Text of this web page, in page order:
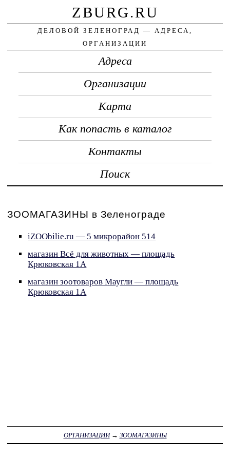
ZBURG.RU
ДЕЛОВОЙ ЗЕЛЕНОГРАД — АДРЕСА,
ОРГАНИЗАЦИИ
Адреса
Организации
Карта
Как попасть в каталог
Контакты
Поиск
ЗООМАГАЗИНЫ в Зеленограде
iZOObilie.ru — 5 микрорайон 514
магазин Всё для животных — площадь
Крюковская 1А
магазин зоотоваров Маугли — площадь
Крюковская 1А
ОРГАНИЗАЦИИ→ ЗООМАГАЗИНЫ